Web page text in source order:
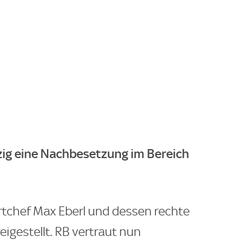
eine Nachbesetzung im Bereich
Max Eberl und dessen rechte
RB vertraut nun